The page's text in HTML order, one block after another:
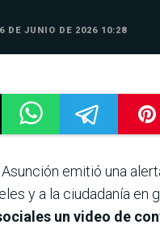
DE JUNIO DE 2026 10:28
emitió una
y a la ciudadanía en
un video de